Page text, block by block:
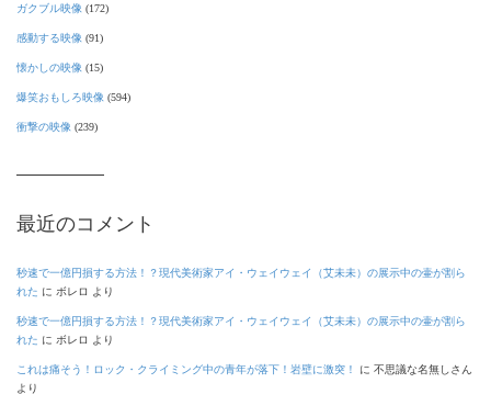
ガクブル映像 (172)
感動する映像 (91)
懐かしの映像 (15)
爆笑おもしろ映像 (594)
衝撃の映像 (239)
最近のコメント
秒速で一億円損する方法！？現代美術家アイ・ウェイウェイ（艾未未）の展示中の壷が割ら
れた に ボレロ より
秒速で一億円損する方法！？現代美術家アイ・ウェイウェイ（艾未未）の展示中の壷が割ら
れた に ボレロ より
これは痛そう！ロック・クライミング中の青年が落下！岩壁に激突！ に 不思議な名無しさん
より